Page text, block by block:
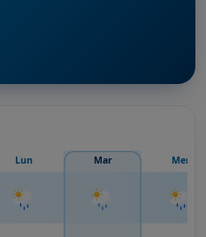
Lun Mar Mer